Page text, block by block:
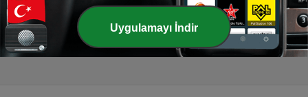
1 - Episode 1 - Body language
10 Oca 2021
Uygulamayı İndir